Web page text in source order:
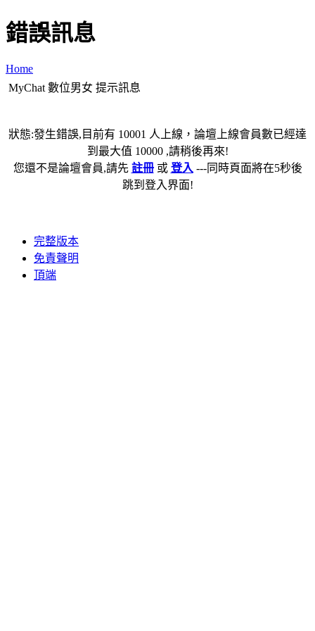
錯誤訊息
Home
MyChat 數位男女 提示訊息
狀態:發生錯誤,目前有 10001 人上線，論壇上線會員數已經達
到最大值 10000 ,請稍後再來!
您還不是論壇會員,請先 註冊或 登入 ---同時頁面將在5秒後
跳到登入界面!
完整版本
免責聲明
頂端